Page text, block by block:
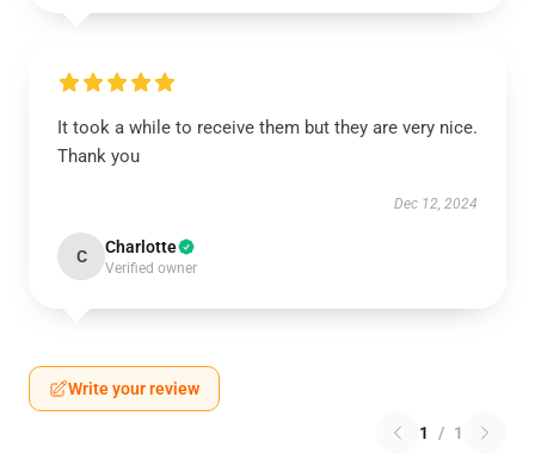
It took a while to receive them but they are very nice.
Thank you
Dec 12, 2024
C Charlotte
Verified owner
Write your review
1 / 1